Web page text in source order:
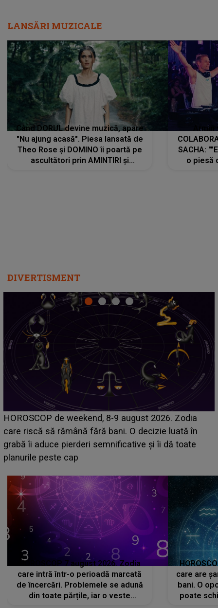
LANSĂRI MUZICALE
Când DORUL devine muzică, apare
"Nu ajung acasă". Piesa lansată de
Theo Rose și DOMINO îi poartă pe
ascultători prin AMINTIRI și
SACHA:
o piesă
DIVERTISMENT
Emanuel a ținut ACEST DETALIU ASCUNS până
acum! În fața Alexandrei, concurentul din Casa Iubirii
face o MĂRTURISIRE NEAȘTEPTATĂ despre mama
sa: "I-am spus și ei în față, eu nu te iubesc pentru
HOROSCOP 7 august 2026. Zodia
care intră într-o perioadă marcată
de încercări. Problemele se adună
din toate părțile, iar o veste
care are
bani. O
poate